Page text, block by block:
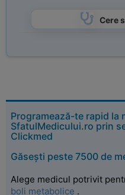
Cere
Programează-te rapid la
SfatulMedicului.ro prin
Clickmed
Găsești peste 7500 de
Alege medicul potrivit
boli metabolice .